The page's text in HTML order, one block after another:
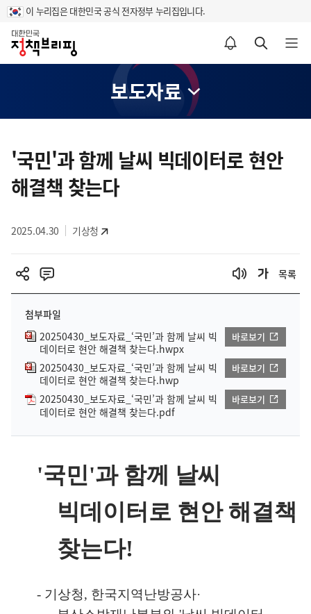
이 누리집은 대한민국 공식 전자정부 누리집입니다.
홈
알림설정 바로가기 검색 바로가기 메뉴 열기
보도자료
텐
영
'국민'과 함께 날씨 빅데이터로 현안
해결책 찾는다
2025.04.30 기상청
목록
첨부파일
20250430_보도자료_‘국민’과 함께 날씨 빅
데이터로 현안 해결책 찾는다.hwpx
바로보기
20250430_보도자료_‘국민’과 함께 날씨 빅
데이터로 현안 해결책 찾는다.hwp
바로보기
20250430_보도자료_‘국민’과 함께 날씨 빅
데이터로 현안 해결책 찾는다.pdf
바로보기
'국민'과 함께 날씨
빅데이터로 현안 해결책
찾는다!
- 기상청, 한국지역난방공사·